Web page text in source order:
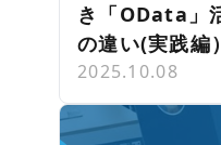
き「OData」
の違い(実践編）
2025.10.08